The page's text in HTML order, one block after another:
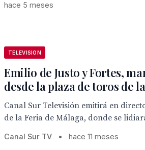
hace 5 meses
TELEVISION
Emilio de Justo y Fortes,
desde la plaza de toros de
Canal Sur Televisión emitirá en
de la Feria de Málaga, donde se
Canal Sur TV • hace 11 meses